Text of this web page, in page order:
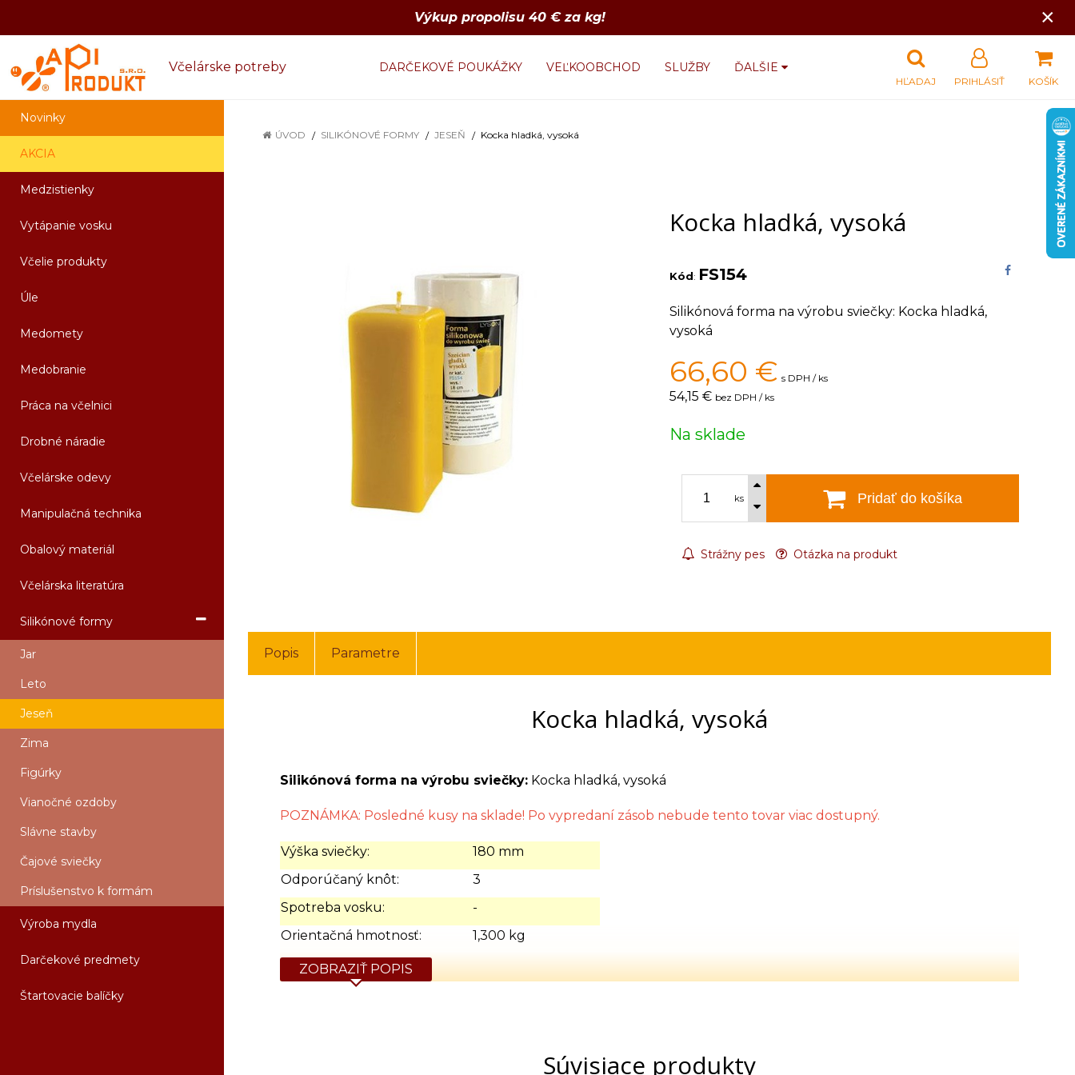
Výkup propolisu 40 € za kg! ×
Včelárske potreby DARČEKOVÉ POUKÁŽKY VEĽKOOBCHOD SLUŽBY ĎALŠIE
KOŠÍK
PRIHLÁSIŤ
HĽADAJ
Novinky
AKCIA
Medzistienky
Vytápanie vosku
Včelie produkty
Úle
Medomety
Medobranie
Práca na včelnici
Drobné náradie
Včelárske odevy
Manipulačná technika
Obalový materiál
Včelárska literatúra
Silikónové formy
Jar
Leto
Jeseň
Zima
Figúrky
Vianočné ozdoby
Slávne stavby
Čajové sviečky
Príslušenstvo k formám
Výroba mydla
Darčekové predmety
Štartovacie balíčky
ÚVOD SILIKÓNOVÉ FORMY JESEŇ Kocka hladká, vysoká
Kocka hladká, vysoká
Kód: FS154
Silikónová forma na výrobu sviečky: Kocka hladká,
vysoká
66,60 € s DPH / ks
54,15 € bez DPH / ks
Na sklade
ks Pridať do košíka
Strážny pes Otázka na produkt
Popis Parametre
Kocka hladká, vysoká
Silikónová forma na výrobu sviečky: Kocka hladká, vysoká
POZNÁMKA: Posledné kusy na sklade! Po vypredaní zásob nebude tento tovar viac dostupný.
Výška sviečky:
180 mm
Odporúčaný knôt:
3
Spotreba vosku:
-
Orientačná hmotnosť:
1,300 kg
ZOBRAZIŤ POPIS
Súvisiace produkty